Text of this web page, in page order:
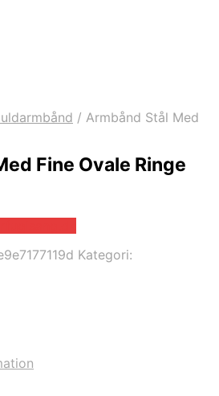
/ Armbånd Stål Med
Fine Ovale Ringe
Kategori: